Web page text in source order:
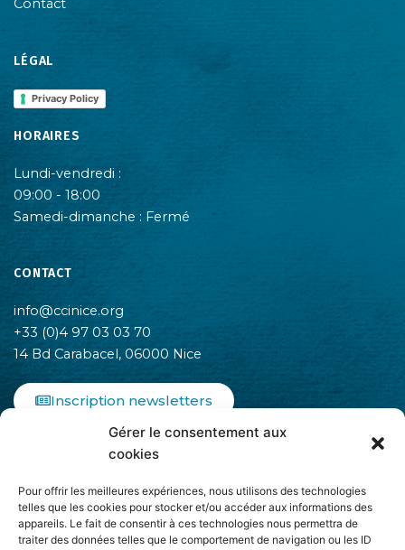
Gérer le consentement aux
cookies
Pour offrir les meilleures expériences, nous utilisons des technologies
telles que les cookies pour stocker et/ou accéder aux informations des
appareils. Le fait de consentir à ces technologies nous permettra de
traiter des données telles que le comportement de navigation ou les ID
Contact
LÉGAL
Privacy Policy
HORAIRES
Lundi-vendredi :
09:00 - 18:00
Samedi-dimanche : Fermé
CONTACT
info@ccinice.org
+33 (0)4 97 03 03 70
14 Bd Carabacel, 06000 Nice
Inscription newsletters
e
b
o
t
a
g
i
k
e
d